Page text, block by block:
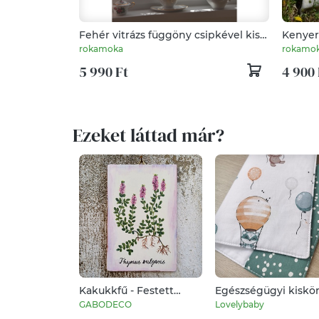
Fehér vitrázs függöny csipkével kis
ablakra vintage stílusban
rokamoka
5 990 Ft 4 900
Ezeket láttad már?
Kakukkfű - Festett
fűszer kép,
GABODECO
Egészségügyi
borító - zöld "Repülő
róka, maci, nyuszi"
Lovelybaby